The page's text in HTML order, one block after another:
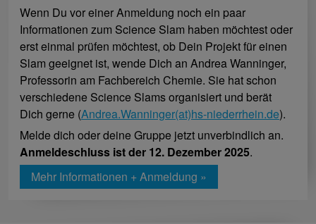
Wenn Du vor einer Anmeldung noch ein paar
Informationen zum Science Slam haben möchtest oder
erst einmal prüfen möchtest, ob Dein Projekt für einen
Slam geeignet ist, wende Dich an Andrea Wanninger,
Professorin am Fachbereich Chemie. Sie hat schon
verschiedene Science Slams organisiert und berät
Dich gerne (Andrea.Wanninger(at)hs-niederrhein.de).
Melde dich oder deine Gruppe jetzt unverbindlich an.
Anmeldeschluss ist der 12. Dezember 2025.
Mehr Informationen + Anmeldung »